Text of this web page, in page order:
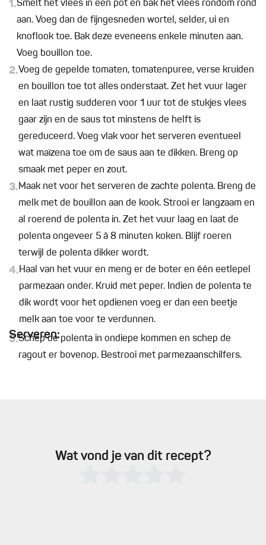
1.Smelt het vlees in een pot en bak het vlees rondom rond
aan. Voeg dan de fijngesneden wortel, selder, ui en
knoflook toe. Bak deze eveneens enkele minuten aan.
Voeg bouillon toe.
2.Voeg de gepelde tomaten, tomatenpuree, verse kruiden
en bouillon toe tot alles onderstaat. Zet het vuur lager
en laat rustig sudderen voor 1 uur tot de stukjes vlees
gaar zijn en de saus tot minstens de helft is
gereduceerd. Voeg vlak voor het serveren eventueel
wat maïzena toe om de saus aan te dikken. Breng op
smaak met peper en zout.
3.Maak net voor het serveren de zachte polenta. Breng de
melk met de bouillon aan de kook. Strooi er langzaam en
al roerend de polenta in. Zet het vuur laag en laat de
polenta ongeveer 5 à 8 minuten koken. Blijf roeren
terwijl de polenta dikker wordt.
4.Haal van het vuur en meng er de boter en één eetlepel
parmezaan onder. Kruid met peper. Indien de polenta te
dik wordt voor het opdienen voeg er dan een beetje
melk aan toe voor te verdunnen.
Serveren:
5.Schep de polenta in ondiepe kommen en schep de
ragout er bovenop. Bestrooi met parmezaanschilfers.
Wat vond je van dit recept?